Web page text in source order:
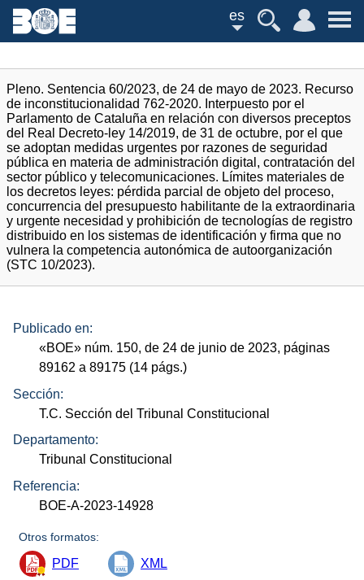
es
Pleno. Sentencia 60/2023, de 24 de mayo de 2023. Recurso
de inconstitucionalidad 762-2020. Interpuesto por el
Parlamento de Cataluña en relación con diversos preceptos
del Real Decreto-ley 14/2019, de 31 de octubre, por el que
se adoptan medidas urgentes por razones de seguridad
pública en materia de administración digital, contratación del
sector público y telecomunicaciones. Límites materiales de
los decretos leyes: pérdida parcial de objeto del proceso,
concurrencia del presupuesto habilitante de la extraordinaria
y urgente necesidad y prohibición de tecnologías de registro
distribuido en los sistemas de identificación y firma que no
vulnera la competencia autonómica de autoorganización
(STC 10/2023).
Publicado en:
«BOE» núm. 150, de 24 de junio de 2023, páginas
89162 a 89175 (14 págs.)
Sección:
T.C. Sección del Tribunal Constitucional
Departamento:
Tribunal Constitucional
Referencia:
BOE-A-2023-14928
Otros formatos:
PDF XML